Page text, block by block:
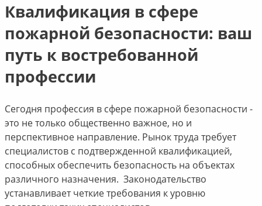
Квалификация в сфере
пожарной безопасности: ваш
путь к востребованной
профессии
Сегодня профессия в сфере пожарной безопасности -
это не только общественно важное, но и
перспективное направление. Рынок труда требует
специалистов с подтвержденной квалификацией,
способных обеспечить безопасность на объектах
различного назначения. Законодательство
устанавливает четкие требования к уровню